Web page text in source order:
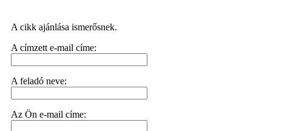
A cikk ajánlása ismerősnek.
A címzett e-mail címe:
A feladó neve:
Az Ön e-mail címe: